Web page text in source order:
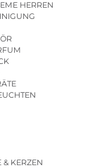
HERREN
& KERZEN